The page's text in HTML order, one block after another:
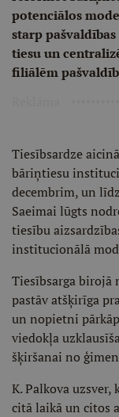
potenciālos
starp
tiesu un
filiālēm
Tiesībsardze
bāriņtiesu
decembrim, un
Saeimai lūgts
tiesību
institucionālā
Tiesībsarga birojā
pastāv atšķirīga
un nopietni
viedokļa
šķiršanai no
K. Palkova
citā laikā un citos